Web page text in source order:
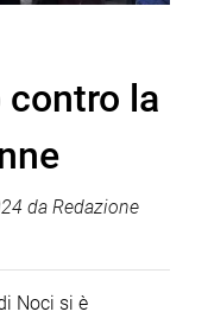
la
da Redazione
Noci si è